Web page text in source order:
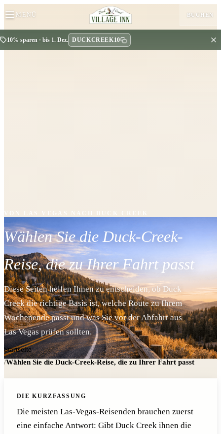
MENÜ BUCHEN
10% sparen · bis 1. Dez. DUCKCREEK10
VON LAS VEGAS NACH DUCK CREEK
Wählen Sie die Duck-Creek-
Reise, die zu Ihrer Fahrt passt
Diese Seiten helfen Ihnen zu entscheiden, ob Duck
Creek die richtige Basis ist, welche Route zu Ihrem
Wochenende passt und was Sie vor der Abfahrt aus
Las Vegas prüfen sollten.
Startseite
/Wählen Sie die Duck-Creek-Reise, die zu Ihrer Fahrt passt
DIE KURZFASSUNG
Die meisten Las-Vegas-Reisenden brauchen zuerst
eine einfache Antwort: Gibt Duck Creek ihnen die